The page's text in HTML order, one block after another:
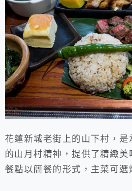
花蓮新城老街上的山下村，是
的山月村精神，提供了精緻美
餐點以簡餐的形式，主菜可選